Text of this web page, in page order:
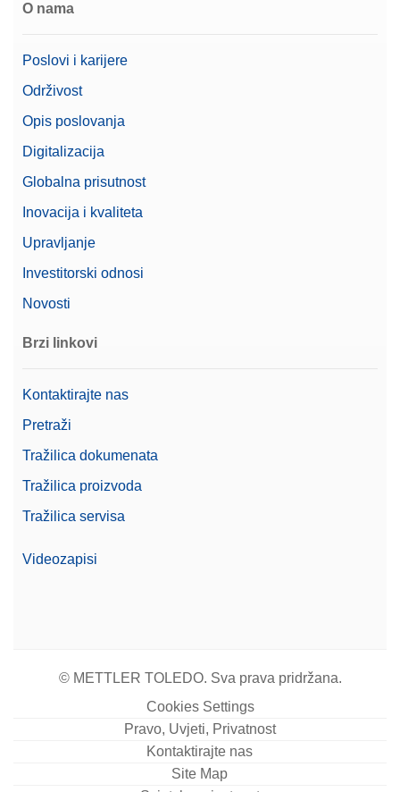
O nama
Poslovi i karijere
Održivost
Opis poslovanja
Digitalizacija
Globalna prisutnost
Inovacija i kvaliteta
Upravljanje
Investitorski odnosi
Novosti
Brzi linkovi
Kontaktirajte nas
Pretraži
Tražilica dokumenata
Tražilica proizvoda
Tražilica servisa
Videozapisi
© METTLER TOLEDO. Sva prava pridržana.
Cookies Settings
Pravo, Uvjeti, Privatnost
Kontaktirajte nas
Site Map